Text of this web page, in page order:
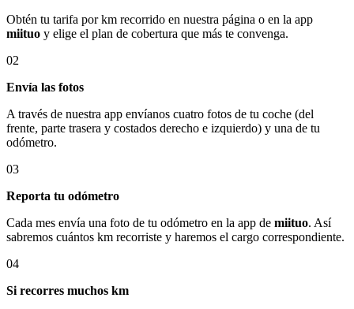
Obtén tu tarifa por km recorrido en nuestra página o en la app
miituo y elige el plan de cobertura que más te convenga.
02
Envía las fotos
A través de nuestra app envíanos cuatro fotos de tu coche (del
frente, parte trasera y costados derecho e izquierdo) y una de tu
odómetro.
03
Reporta tu odómetro
Cada mes envía una foto de tu odómetro en la app de miituo. Así
sabremos cuántos km recorriste y haremos el cargo correspondiente.
04
Si recorres muchos km